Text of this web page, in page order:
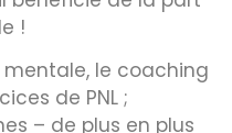
!
le coaching
de PNL ;
– de plus en plus